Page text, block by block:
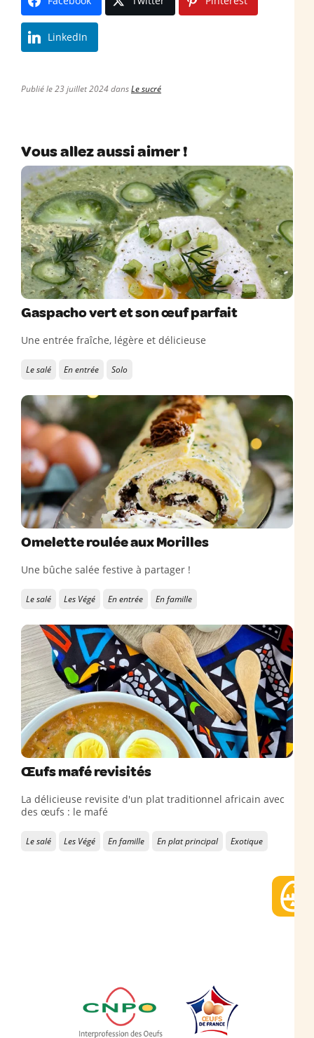
LinkedIn
Publié le 23 juillet 2024 dansLe sucré
Vous allez aussi aimer !
Gaspacho vert et son œuf parfait
Une entrée fraîche, légère et délicieuse
Le salé En entrée Solo
Omelette roulée aux Morilles
Une bûche salée festive à partager !
Le salé Les Végé En entrée En famille
Œufs mafé revisités
La délicieuse revisite d'un plat traditionnel africain avec
des œufs : le mafé
Le salé Les Végé En famille En plat principal Exotique